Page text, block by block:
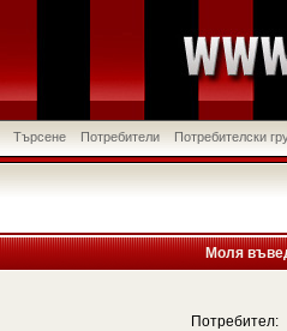
Търсене Потребители Потребителски
Моля
Потребител: